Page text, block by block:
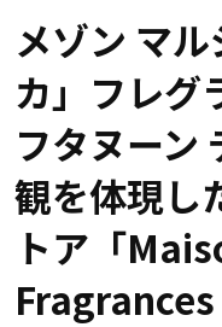
メゾン マ
カ」フレグ
フタヌーン
観を体現し
トア「